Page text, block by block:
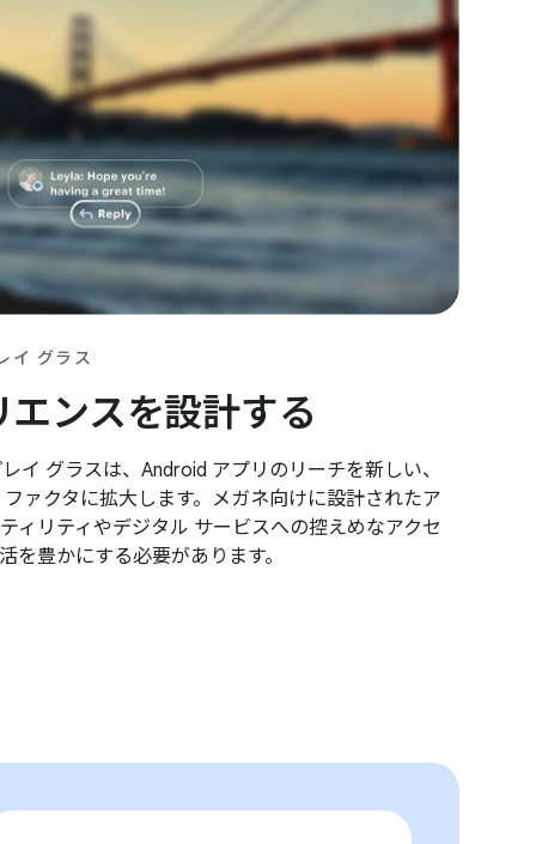
イ グラス
ンスを設計する
イ グラスは、Android アプリのリーチを新しい、
ァクタに拡大します。メガネ向けに設計されたア
ィリティやデジタル サービスへの控えめなアクセ
を豊かにする必要があります。